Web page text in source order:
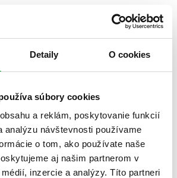
Detaily O cookies
súbory cookies
a reklám, poskytovanie funkcií
analýzu návštevnosti používame
o tom, ako používate naše
aj našim partnerom v
inzercie a analýzy. Títo partneri